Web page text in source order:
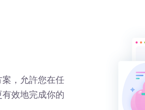
，允許您在任
效地完成你的